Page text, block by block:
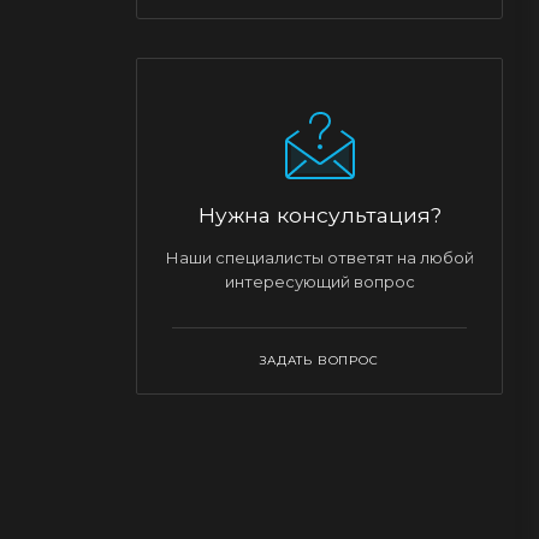
Нужна консультация?
Наши специалисты ответят на любой
интересующий вопрос
ЗАДАТЬ ВОПРОС